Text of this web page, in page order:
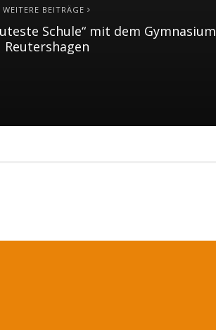
WEITERE BEITRÄGE
Schule“ mit dem Gymnasium
Reutershagen